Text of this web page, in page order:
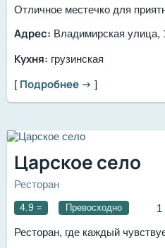
Отличное местечко для
Адрес: ​Владимирская улица,
Кухня: грузинская
[ Подробнее → ]
Царское село
Ресторан
4.9 = Превосходно 1
Ресторан, где каждый